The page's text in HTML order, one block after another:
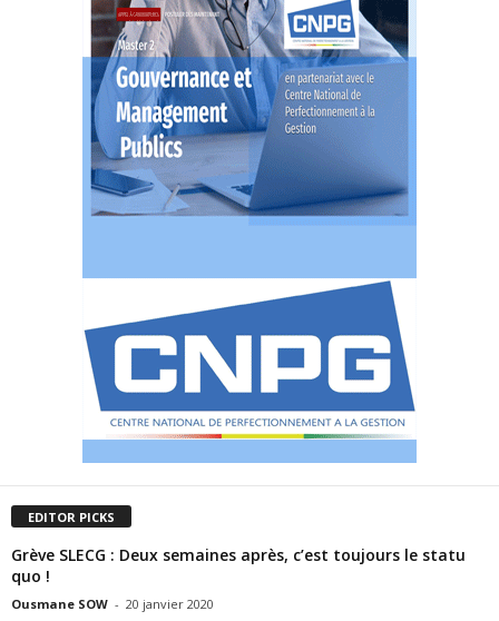
EDITOR PICKS
Grève SLECG : Deux semaines après, c’est toujours le statu
quo !
Ousmane SOW - 20 janvier 2020